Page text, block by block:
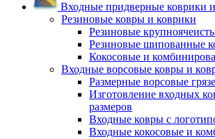
Входные придверные коврики
Резиновые ковры и коврики
Резиновые
Резиновые шипованные
Кокосовые и
Входные ворсовые ковры и
Размерные ворсовые
Изготовление входных
размеров
Входные ковры с
Входные кокосовые и